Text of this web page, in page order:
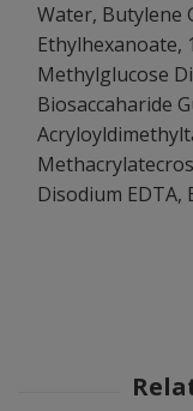
Water, Butylene
Ethylhexanoate,
Methylglucose
Biosaccaharide
Disodium EDTA,